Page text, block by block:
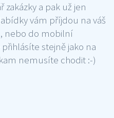
a pak už jen
vám příjdou na váš
nebo do mobilní
stejně jako na
nemusíte chodit :-)